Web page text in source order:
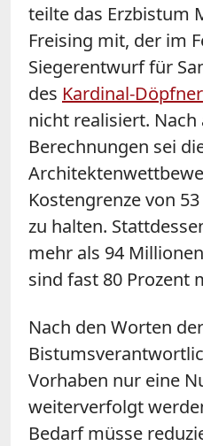
teilte das Erzbistum
Freising mit, der im
Siegerentwurf für
des Kardinal-Döpfner
nicht realisiert. Nach
Berechnungen sei
Kostengrenze von
zu halten.
mehr als 94
sind fast 80 Prozent
Nach den Worten der
Vorhaben nur eine
weiterverfolgt
Bedarf müsse